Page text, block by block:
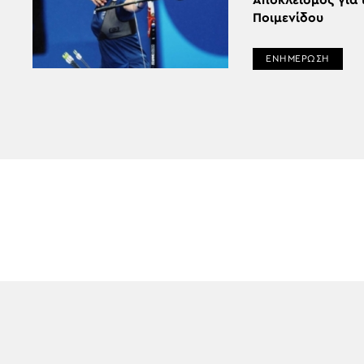
Ποιμενίδου
ΕΝΗΜΕΡΩΣΗ